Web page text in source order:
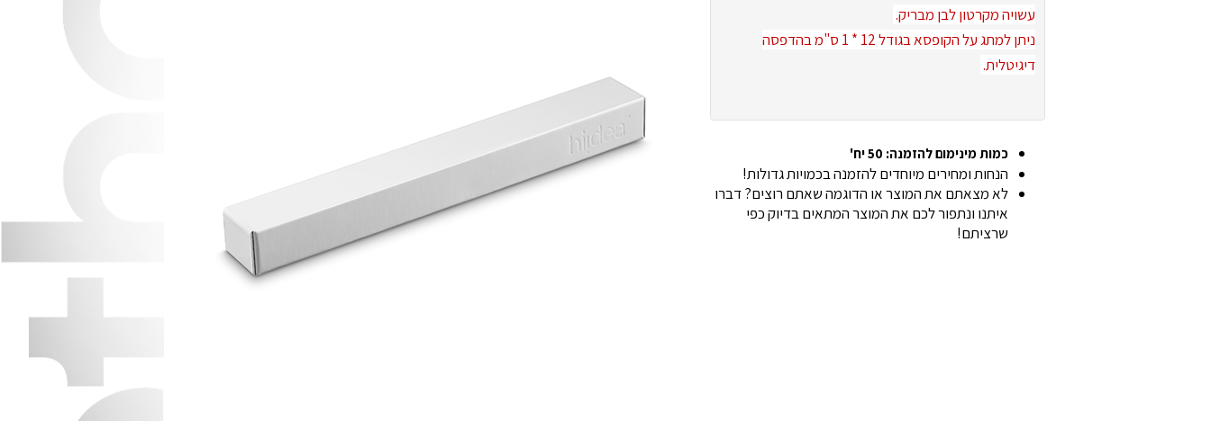
עשויה מקרטון לבן מבריק.
ניתן למתג על הקופסא בגודל 12 * 1 ס"מ בהדפסה
דיגיטלית.
כמות מינימום להזמנה: 50 יח'
הנחות ומחירים מיוחדים להזמנה בכמויות גדולות!
לא מצאתם את המוצר או הדוגמה שאתם רוצים? דברו
איתנו ונתפור לכם את המוצר המתאים בדיוק כפי
שרציתם!